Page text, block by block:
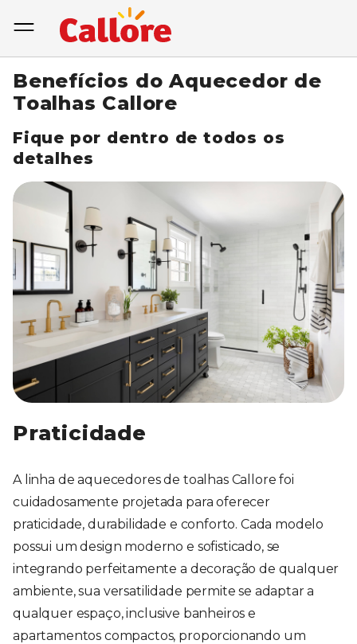
Benefícios do Aquecedor de
Toalhas Callore
Fique por dentro de todos os
detalhes
Praticidade
A linha de aquecedores de toalhas Callore foi
cuidadosamente projetada para oferecer
praticidade, durabilidade e conforto. Cada modelo
possui um design moderno e sofisticado, se
integrando perfeitamente a decoração de qualquer
ambiente, sua versatilidade permite se adaptar a
qualquer espaço, inclusive banheiros e
apartamentos compactos, proporcionando um